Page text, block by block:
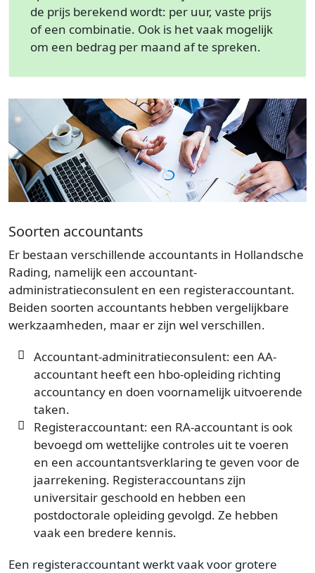
de prijs berekend wordt: per uur, vaste prijs
of een combinatie. Ook is het vaak mogelijk
om een bedrag per maand af te spreken.
Soorten accountants
Er bestaan verschillende accountants in Hollandsche
Rading, namelijk een accountant-
administratieconsulent en een registeraccountant.
Beiden soorten accountants hebben vergelijkbare
werkzaamheden, maar er zijn wel verschillen.
Accountant-adminitratieconsulent: een AA-
accountant heeft een hbo-opleiding richting
accountancy en doen voornamelijk uitvoerende
taken.
Registeraccountant: een RA-accountant is ook
bevoegd om wettelijke controles uit te voeren
en een accountantsverklaring te geven voor de
jaarrekening. Registeraccountans zijn
universitair geschoold en hebben een
postdoctorale opleiding gevolgd. Ze hebben
vaak een bredere kennis.
Een registeraccountant werkt vaak voor grotere